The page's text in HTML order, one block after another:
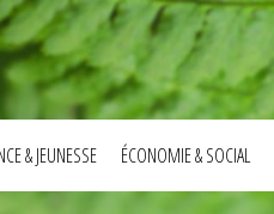
& JEUNESSE ÉCONOMIE & SOCIAL